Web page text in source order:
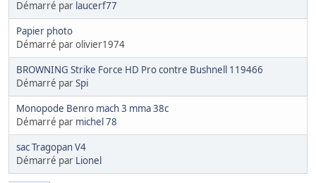
Démarré par laucerf77
Papier photo
Démarré par olivier1974
BROWNING Strike Force HD Pro contre Bushnell 119466
Démarré parSpi
Monopode Benro mach 3 mma 38c
Démarré par michel 78
sac Tragopan V4
Démarré par Lionel